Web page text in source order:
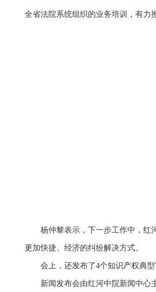
全省法院系统组织的业务培训，有力
杨仲黎表示，下一步工作中，红河
更加快捷、经济的纠纷解决方式。
会上，还发布了4个知识产权典型
新闻发布会由红河中院新闻中心主